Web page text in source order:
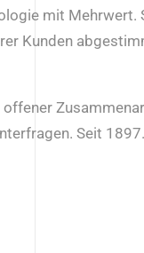
mit Mehrwert.
Kunden
Seit